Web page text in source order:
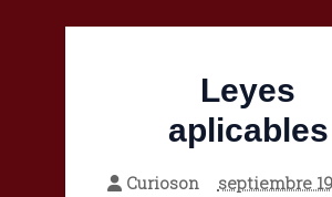
Leyes
aplicables
Curioson
septiembre